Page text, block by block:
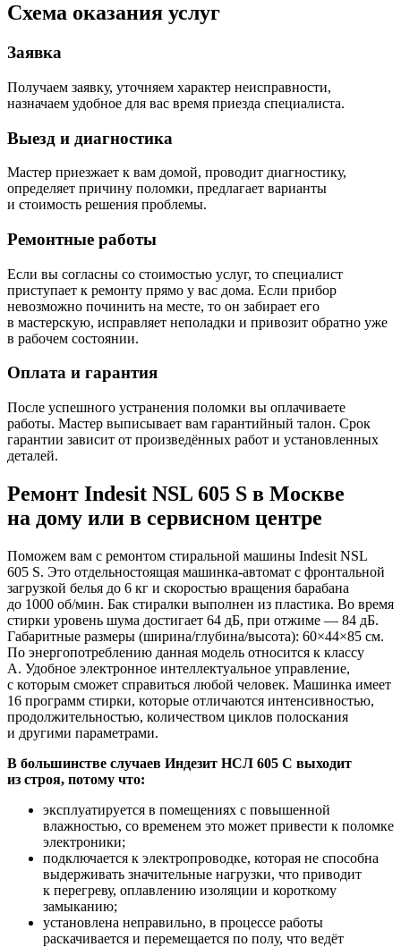
Схема оказания услуг
Заявка
Получаем заявку, уточняем характер неисправности,
назначаем удобное для вас время приезда специалиста.
Выезд и диагностика
Мастер приезжает к вам домой, проводит диагностику,
определяет причину поломки, предлагает варианты
и стоимость решения проблемы.
Ремонтные работы
Если вы согласны со стоимостью услуг, то специалист
приступает к ремонту прямо у вас дома. Если прибор
невозможно починить на месте, то он забирает его
в мастерскую, исправляет неполадки и привозит обратно уже
в рабочем состоянии.
Оплата и гарантия
После успешного устранения поломки вы оплачиваете
работы. Мастер выписывает вам гарантийный талон. Срок
гарантии зависит от произведённых работ и установленных
деталей.
Ремонт Indesit NSL 605 S в Москве
на дому или в сервисном центре
Поможем вам с ремонтом стиральной машины Indesit NSL
605 S. Это отдельностоящая машинка-автомат с фронтальной
загрузкой белья до 6 кг и скоростью вращения барабана
до 1000 об/мин. Бак стиралки выполнен из пластика. Во время
стирки уровень шума достигает 64 дБ, при отжиме — 84 дБ.
Габаритные размеры (ширина/глубина/высота): 60×44×85 см.
По энергопотреблению данная модель относится к классу
A. Удобное электронное интеллектуальное управление,
с которым сможет справиться любой человек. Машинка имеет
16 программ стирки, которые отличаются интенсивностью,
продолжительностью, количеством циклов полоскания
и другими параметрами.
В большинстве случаев Индезит НСЛ 605 С выходит
из строя, потому что:
эксплуатируется в помещениях с повышенной
влажностью, со временем это может привести к поломке
электроники;
подключается к электропроводке, которая не способна
выдерживать значительные нагрузки, что приводит
к перегреву, оплавлению изоляции и короткому
замыканию;
установлена неправильно, в процессе работы
раскачивается и перемещается по полу, что ведёт